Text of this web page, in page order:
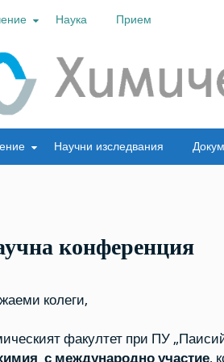
Наука Прием
факултет
Научни изследвания
конференция
колеги,
факултет при ПУ
с международно участие,